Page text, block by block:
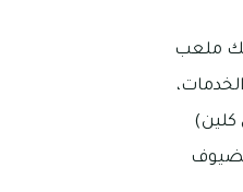
ملعب
كلين)